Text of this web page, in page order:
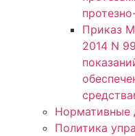
Приказ
2014 N
Нормативные
Политика